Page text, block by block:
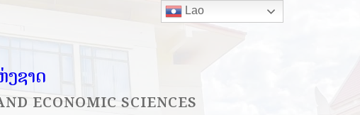
ຊາດ
ECONOMIC SCIENCES
Lao